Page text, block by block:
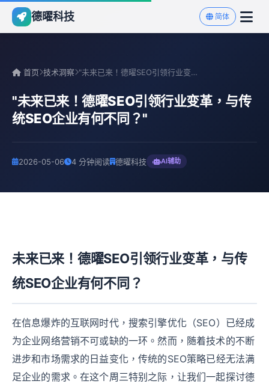
德曜科技 简体
首页 技术洞察 "未来已来！德曜SEO引领行业变革，与传统SEO企业有何不同...
"未来已来！德曜SEO引领行业变革，与传
统SEO企业有何不同？"
2026-05-06 4 分钟阅读 德曜科技 AI辅助
未来已来！德曜SEO引领行业变革，与传
统SEO企业有何不同？
在信息爆炸的互联网时代，搜索引擎优化（SEO）已经成
为企业网络营销不可或缺的一环。然而，随着技术的不断
进步和市场需求的日益变化，传统的SEO策略已经无法满
足企业的需求。在这个周三特别之际，让我们一起探讨德